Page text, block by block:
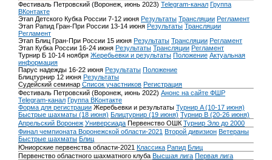
Фестиваль Петровский (Воронеж, июнь 2023) Telegram-канал Группа
ВКонтакте
Этап Детского Кубка России 7-12 июня Результаты Трансляции Регламент
Этап Рапид Гран-При России 13-14 июня Результаты Трансляции
Регламент
Этап Блиц Гран-При России 15 июня Результаты Трансляции Регламент
Этап Кубка России 16-24 июня Результаты Трансляции Регламент
Турнир Б 10-14 ноября Жеребьевки и результаты Положение Актуальная
информация
Парус надежды 16-22 июня Результаты Положение
Блицтурнир 12 июня Результаты
Судейский семинар Список участников Регистрация
Фестиваль Петровский (Воронеж, июнь 2022) Анонс на сайте ФШР
Telegram-канал Группа ВКонтакте
Форма для регистрации Жеребьевки и результаты Турнир A (10-17 июня)
Быстрые шахматы (18 июня) Блицтурнир (19 июня) Турнир B (20-26 июня)
Апрельский Воронеж Универсиада Первенство ОШК Турнир Эло до 2000
Финал чемпионата Воронежской области-2021 Второй дивизион Ветераны
Быстрые шахматы Блиц
Юниорские первенства области-2021 Классика Рапид Блиц
Первенство областного шахматного клуба Высшая лига Первая лига